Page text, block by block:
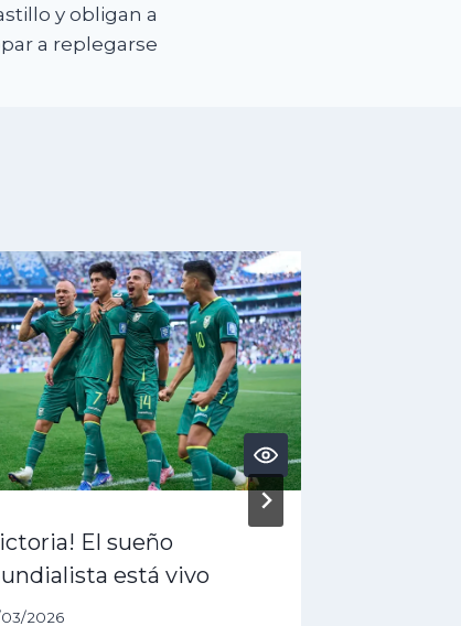
y obligan a
a replegarse
El sueño
está vivo
2026